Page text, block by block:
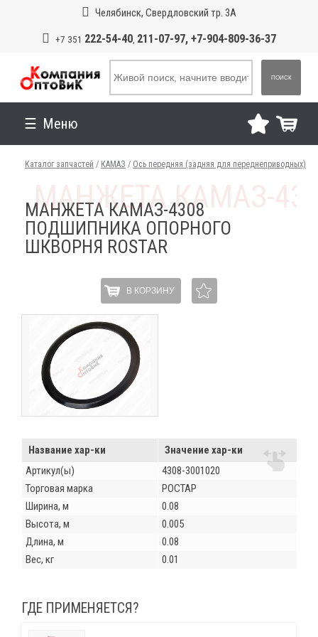
Челябинск, Свердловский тр. 3А
+7 351 222-54-40, 211-07-97, +7-904-809-36-37
ПОИСК
Меню
Каталог запчастей / КАМАЗ / Ось передняя (задняя для переднеприводных)
МАНЖЕТА КАМАЗ-4308
ПОДШИПНИКА ОПОРНОГО
ШКВОРНЯ ROSTAR
В КОРЗИНУ
Название хар-ки
Значение хар-ки
Артикул(ы)
4308-3001020
Торговая марка
РОСТАР
Ширина, м
0.08
Высота, м
0.005
Длина, м
0.08
Вес, кг
0.01
ГДЕ ПРИМЕНЯЕТСЯ?